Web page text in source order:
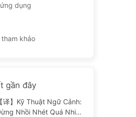
dụng
khảo
gần đây
【译】Kỹ Thuật Ngữ Cảnh:
Nhồi Nhét Quá Nhiề